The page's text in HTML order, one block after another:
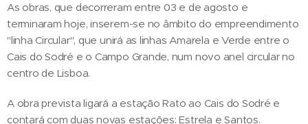
As obras, que decorreram entre 03 e de agosto e
terminaram hoje, inserem-se no âmbito do empreendimento
"linha Circular", que unirá as linhas Amarela e Verde entre o
Cais do Sodré e o Campo Grande, num novo anel circular no
centro de Lisboa.
A obra prevista ligará a estação Rato ao Cais do Sodré e
contará com duas novas estações: Estrela e Santos.